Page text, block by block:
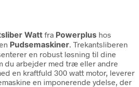
Watt fra Powerplus hos
Pudsemaskiner. Trekantsliberen
en robust løsning til dine
du arbejder med træ eller andre
en kraftfuld 300 watt motor, leverer
en imponerende ydelse, der